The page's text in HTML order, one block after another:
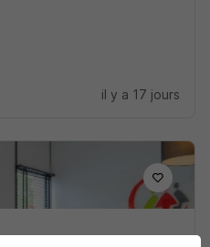
il y a 17 jours